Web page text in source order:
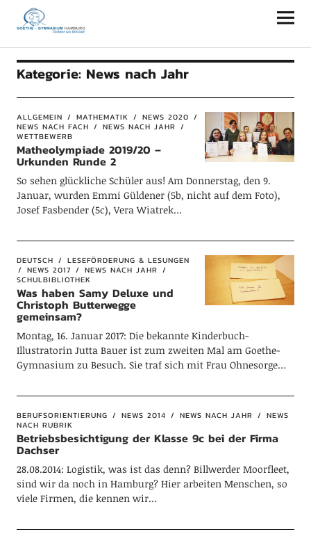
Goethe-Gymnasium Hamburg
Kategorie: News nach Jahr
ALLGEMEIN MATHEMATIK
NEWS 2020
NEWS NACH FACH
NEWS NACH JAHR
WETTBEWERB
Matheolympiade 2019/20 –
Urkunden Runde 2
So sehen glückliche Schüler aus! Am Donnerstag, den 9.
Januar, wurden Emmi Güldener (5b, nicht auf dem Foto),
Josef Fasbender (5c), Vera Wiatrek…
DEUTSCH
LESEFÖRDERUNG & LESUNGEN
NEWS 2017
NEWS NACH JAHR
SCHULBIBLIOTHEK
Was haben Samy Deluxe und
Christoph Butterwegge
gemeinsam?
Montag, 16. Januar 2017: Die bekannte Kinderbuch-
Illustratorin Jutta Bauer ist zum zweiten Mal am Goethe-
Gymnasium zu Besuch. Sie traf sich mit Frau Ohnesorge…
BERUFSORIENTIERUNG NEWS 2014 NEWS NACH JAHR
NEWS
NACH RUBRIK
Betriebsbesichtigung der Klasse 9c bei der Firma
Dachser
28.08.2014: Logistik, was ist das denn? Billwerder Moorfleet,
sind wir da noch in Hamburg? Hier arbeiten Menschen, so
viele Firmen, die kennen wir…